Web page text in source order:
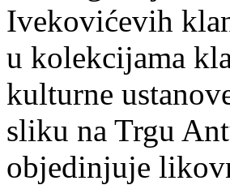
Ivekovićevih
u kolekcijama
kulturne
sliku na Trgu
objedinjuje